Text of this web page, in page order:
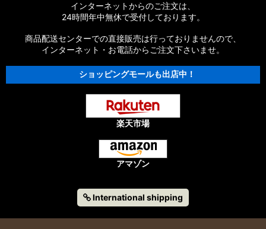
インターネットからのご注文は、
24時間年中無休で受付しております。
商品配送センターでの直接販売は行っておりませんので、
インターネット・お電話からご注文下さいませ。
ショッピングモールも出店中！
楽天市場
アマゾン
International shipping